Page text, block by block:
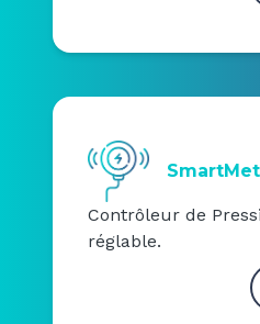
Contrôleur de
réglable.